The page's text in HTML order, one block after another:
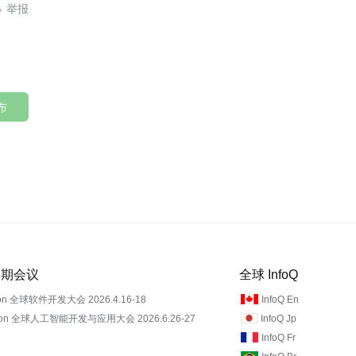
会议
全球软件开发大会 2026.4.16-18
全球人工智能开发与应用大会 2026.6.26-27
全球 InfoQ
InfoQ En
InfoQ Jp
InfoQ Fr